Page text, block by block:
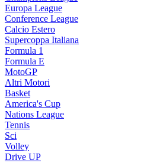
Europa League
Conference League
Calcio Estero
Supercoppa Italiana
Formula 1
Formula E
MotoGP
Altri Motori
Basket
America's Cup
Nations League
Tennis
Sci
Volley
Drive UP